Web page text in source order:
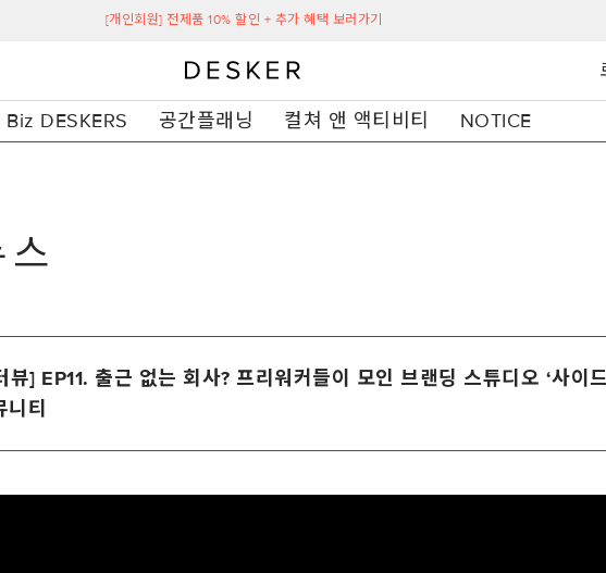
[개인회원] 전제품 10% 할인 + 추가 혜택 보러가기
Biz DESKERS 공간플래닝 컬쳐 앤 액티비티 NOTICE
뷰] EP11. 출근 없는 회사? 프리워커들이 모인 브랜딩 스튜디오 ‘사이
니티